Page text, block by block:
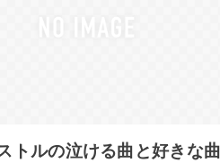
トルの泣ける曲と好きな曲